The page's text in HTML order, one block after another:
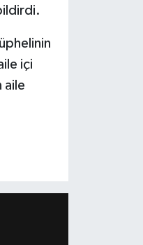
içi
aile